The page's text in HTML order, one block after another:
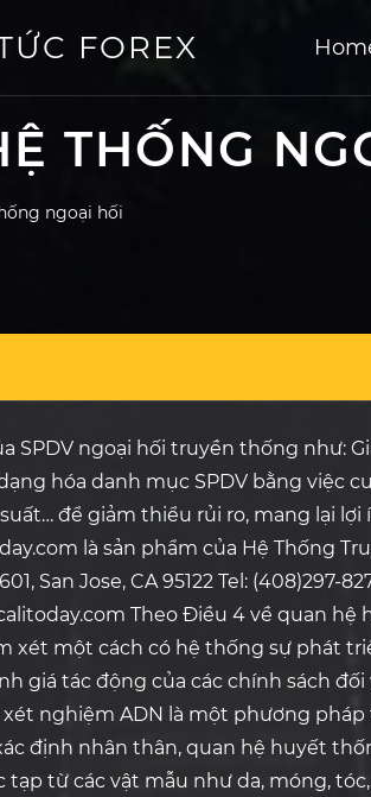
FOREX
THỐNG
ngoại hối
SPDV ngoại hối truyền thống như:
hóa danh mục SPDV bằng việc
để giảm thiểu rủi ro, mang lại lợi
là sản phẩm của Hệ Thống
San Jose, CA 95122 Tel: (408)297-
Theo Ðiều 4 về quan hệ
xét một cách có hệ thống sự phát
giá tác động của các chính sách đối
xét nghiệm ADN là một phương
định nhân thân, quan hệ huyết
từ các vật mẫu như da, móng,